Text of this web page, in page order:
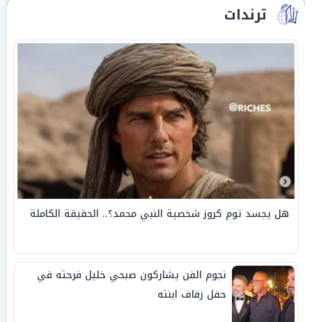
ترندات
هل يجسد توم كروز شخصية النبي محمد؟.. الحقيقة الكاملة
نجوم الفن يشاركون صبحي خليل فرحته في
حفل زفاف ابنته